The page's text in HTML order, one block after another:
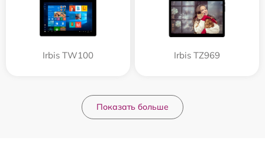
Irbis TW100 Irbis TZ969
Показать больше